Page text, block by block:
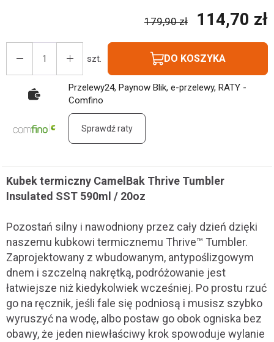
179,90 zł 114,70 zł
szt. DO KOSZYKA
Przelewy24, Paynow Blik, e-przelewy, RATY -
Comfino
Sprawdź raty
Kubek termiczny CamelBak Thrive Tumbler
Insulated SST 590ml / 20oz
Pozostań silny i nawodniony przez cały dzień dzięki
naszemu kubkowi termicznemu Thrive™ Tumbler.
Zaprojektowany z wbudowanym, antypoślizgowym
dnem i szczelną nakrętką, podróżowanie jest
łatwiejsze niż kiedykolwiek wcześniej. Po prostu rzuć
go na ręcznik, jeśli fale się podniosą i musisz szybko
wyruszyć na wodę, albo postaw go obok ogniska bez
obawy, że jeden niewłaściwy krok spowoduje wylanie